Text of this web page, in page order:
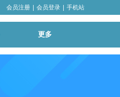
更多
会员注册 会员登录 手机站